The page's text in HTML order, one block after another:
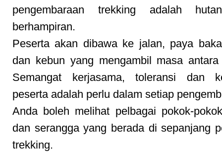
pengembaraan trekking adalah
berhampiran.
Peserta akan dibawa ke jalan, paya
dan kebun yang mengambil masa
Semangat kerjasama, toleransi dan
peserta adalah perlu dalam setiap
Anda boleh melihat pelbagai pokok-
dan serangga yang berada di sepanjang
trekking.